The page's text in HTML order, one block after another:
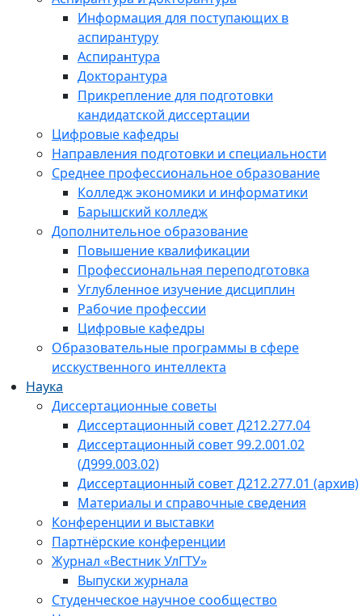
Информация для поступающих в
аспирантуру
Аспирантура
Докторантура
Прикрепление для подготовки
кандидатской диссертации
Цифровые кафедры
Направления подготовки и специальности
Среднее профессиональное образование
Колледж экономики и информатики
Барышский колледж
Дополнительное образование
Повышение квалификации
Профессиональная переподготовка
Углубленное изучение дисциплин
Рабочие профессии
Цифровые кафедры
Образовательные программы в сфере
исскуственного интеллекта
Наука
Диссертационные советы
Диссертационный совет Д212.277.04
Диссертационный совет 99.2.001.02
(Д999.003.02)
Диссертационный совет Д212.277.01 (архив)
Материалы и справочные сведения
Конференции и выставки
Партнёрские конференции
Журнал «Вестник УлГТУ»
Выпуски журнала
Студенческое научное сообщество